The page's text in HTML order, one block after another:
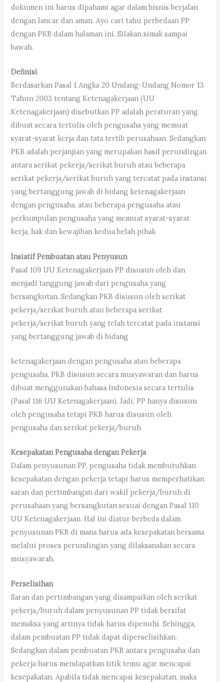
dokumen ini harus dipahami agar dalam bisnis berjalan
dengan lancar dan aman. Ayo cari tahu perbedaan PP
dengan PKB dalam halaman ini. Silakan simak sampai
bawah.
Definisi
Berdasarkan Pasal 1 Angka 20 Undang-Undang Nomor 13
Tahun 2003 tentang Ketenagakerjaan (UU
Ketenagakerjaan) disebutkan PP adalah peraturan yang
dibuat secara tertulis oleh pengusaha yang memuat
syarat-syarat kerja dan tata tertib perusahaan. Sedangkan
PKB adalah perjanjian yang merupakan hasil perundingan
antara serikat pekerja/serikat buruh atau beberapa
serikat pekerja/serikat buruh yang tercatat pada instansi
yang bertanggung jawab di bidang ketenagakerjaan
dengan pengusaha, atau beberapa pengusaha atau
perkumpulan pengusaha yang memuat syarat-syarat
kerja, hak dan kewajiban kedua belah pihak
Insiatif Pembuatan atau Penyusun
Pasal 109 UU Ketenagakerjaan PP disusun oleh dan
menjadi tanggung jawab dari pengusaha yang
bersangkutan. Sedangkan PKB disusun oleh serikat
pekerja/serikat buruh atau beberapa serikat
pekerja/serikat buruh yang telah tercatat pada instansi
yang bertanggung jawab di bidang
ketenagakerjaan dengan pengusaha atau beberapa
pengusaha. PKB disusun secara musyawaran dan harus
dibuat menggunakan bahasa Indonesia secara tertulis
(Pasal 116 UU Ketenagakerjaan). Jadi, PP hanya disusun
oleh pengusaha tetapi PKB harus disusun oleh
pengusaha dan serikat pekerja/buruh
Kesepakatan Pengusaha dengan Pekerja
Dalam penyusunan PP, pengusaha tidak membutuhkan
kesepakatan dengan pekerja tetapi harus memperhatikan
saran dan pertimbangan dari wakil pekerja/buruh di
perusahaan yang bersangkutan sesuai dengan Pasal 110
UU Ketenagakerjaan. Hal ini diatur berbeda dalam
penyusunan PKB di mana harus ada kesepakatan bersama
melalui proses perundingan yang dilaksanakan secara
musyawarah.
Perselisihan
Saran dan pertimbangan yang disampaikan oleh serikat
pekerja/buruh dalam penyusunan PP tidak bersifat
memaksa yang artinya tidak harus dipenuhi. Sehingga,
dalam pembuatan PP tidak dapat diperselisihkan.
Sedangkan dalam pembuatan PKB antara pengusaha dan
pekerja harus mendapatkan titik temu agar mencapai
kesepakatan. Apabila tidak mencapai kesepakatan, maka